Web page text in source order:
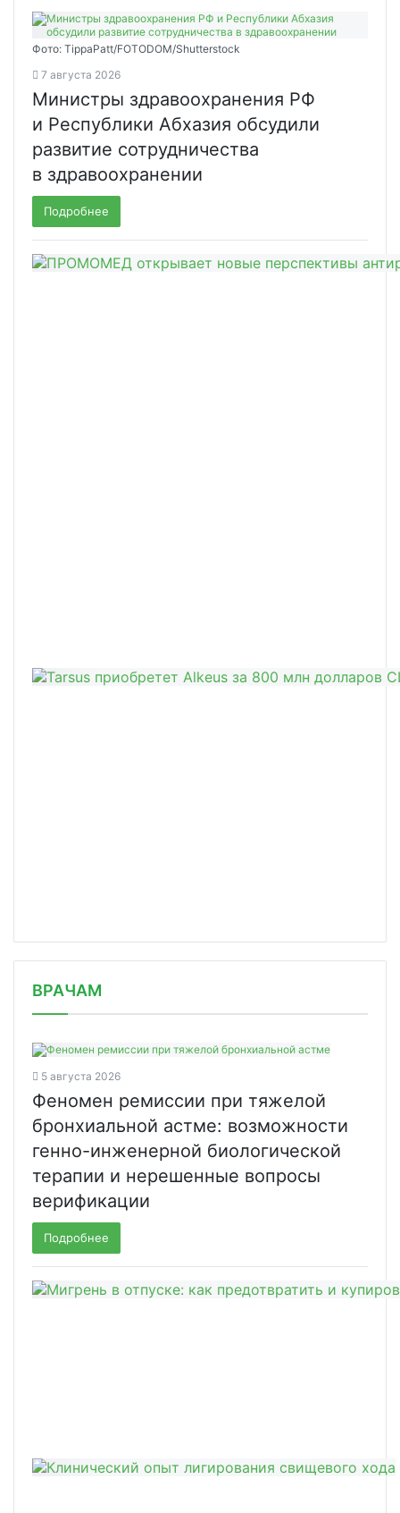
Фото: TippaPatt/FOTODOM/Shutterstock
7 августа 2026
Министры здравоохранения РФ
и Республики Абхазия обсудили
развитие сотрудничества
в здравоохранении
Подробнее
ВРАЧАМ
5 августа 2026
Феномен ремиссии при тяжелой
бронхиальной астме: возможности
генно-инженерной биологической
терапии и нерешенные вопросы
верификации
Подробнее